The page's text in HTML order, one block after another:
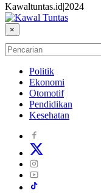
Kawaltuntas.id|2024
×
Politik
Ekonomi
Otomotif
Pendidikan
Kesehatan